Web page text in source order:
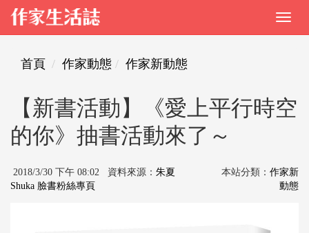
首頁 作家動態 作家新動態
【新書活動】《愛上平行時空
的你》抽書活動來了～
2018/3/30 下午 08:02 資料來源： 朱夏
Shuka 臉書粉絲專頁
本站分類： 作家新
動態